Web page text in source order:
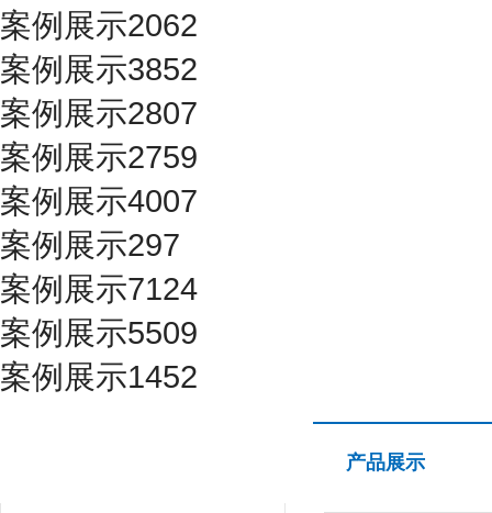
案例展示2062
案例展示3852
案例展示2807
案例展示2759
案例展示4007
案例展示297
案例展示7124
案例展示5509
案例展示1452
产品展示